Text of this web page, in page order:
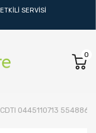
SERVİSİ
0
0445110713 55488616